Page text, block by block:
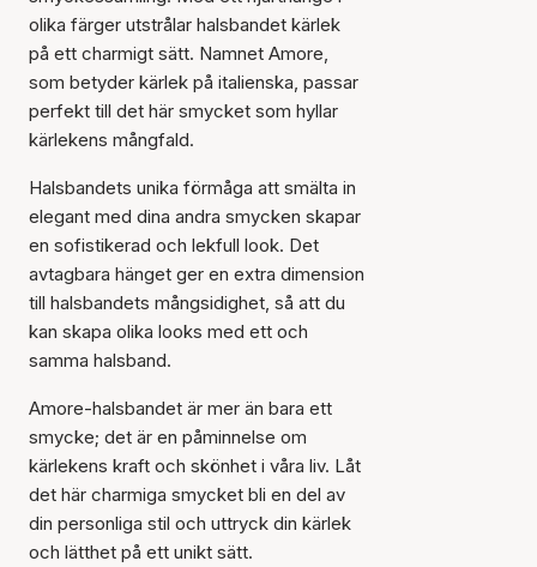
olika färger utstrålar halsbandet kärlek
på ett charmigt sätt. Namnet Amore,
som betyder kärlek på italienska, passar
perfekt till det här smycket som hyllar
kärlekens mångfald.
Halsbandets unika förmåga att smälta in
elegant med dina andra smycken skapar
en sofistikerad och lekfull look. Det
avtagbara hänget ger en extra dimension
till halsbandets mångsidighet, så att du
kan skapa olika looks med ett och
samma halsband.
Amore-halsbandet är mer än bara ett
smycke; det är en påminnelse om
kärlekens kraft och skönhet i våra liv. Låt
det här charmiga smycket bli en del av
din personliga stil och uttryck din kärlek
och lätthet på ett unikt sätt.